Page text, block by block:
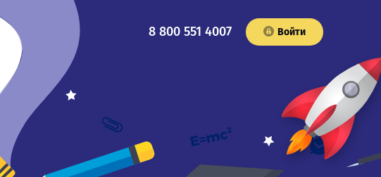
8 800 551 4007 Войти